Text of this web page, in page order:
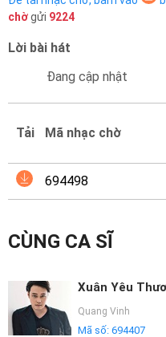
Loại
Nghệ
Mại
Hướng
Funring
Nghiệp
chờgửi 9224
Lời bài hát
Đang cập nhật
Tải Mã nhạc chờ
694498
CÙNG CA SĨ
Xuân Yêu
Quang Vinh
Mã số: 694407